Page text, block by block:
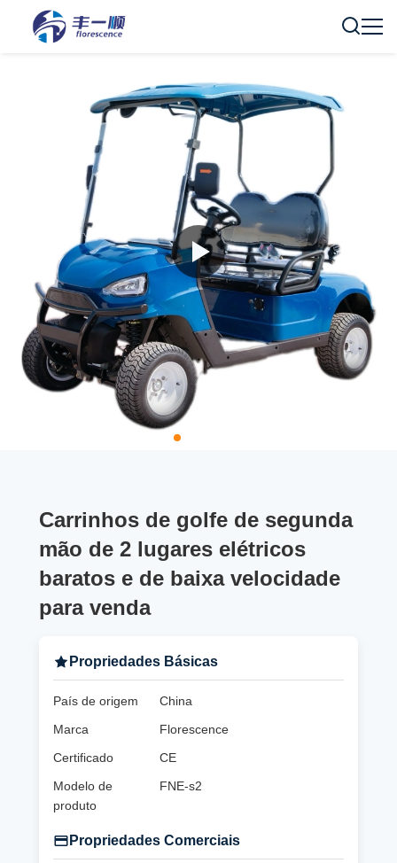
Carrinhos de golfe de segunda
mão de 2 lugares elétricos
baratos e de baixa velocidade
para venda
Propriedades Básicas
País de origem
China
Marca
Florescence
Certificado
CE
Modelo de
produto
FNE-s2
Propriedades Comerciais